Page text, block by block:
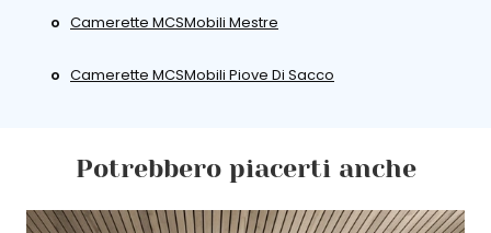
Camerette MCSMobili Mestre
Camerette MCSMobili Piove Di Sacco
Potrebbero piacerti anche